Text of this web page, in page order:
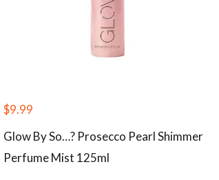
$9.99
Glow By So…? Prosecco Pearl Shimmer
Perfume Mist 125ml